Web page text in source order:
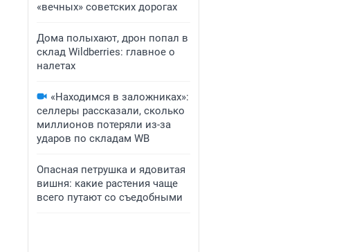
«вечных» советских дорогах
Дома полыхают, дрон попал в
склад Wildberries: главное о
налетах
«Находимся в заложниках»:
селлеры рассказали, сколько
миллионов потеряли из-за
ударов по складам WB
Опасная петрушка и ядовитая
вишня: какие растения чаще
всего путают со съедобными